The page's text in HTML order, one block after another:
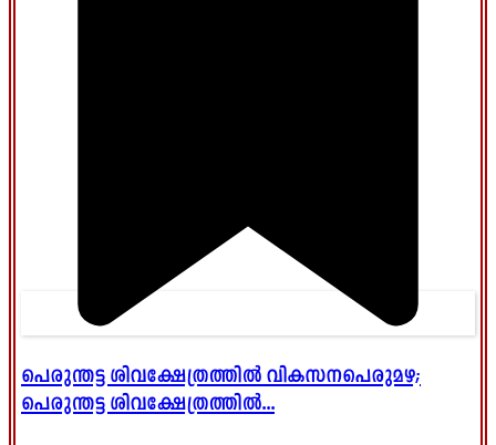
പെരുന്തട്ട ശിവക്ഷേത്രത്തിൽ വികസനപെരുമഴ;
പെരുന്തട്ട ശിവക്ഷേത്രത്തിൽ...